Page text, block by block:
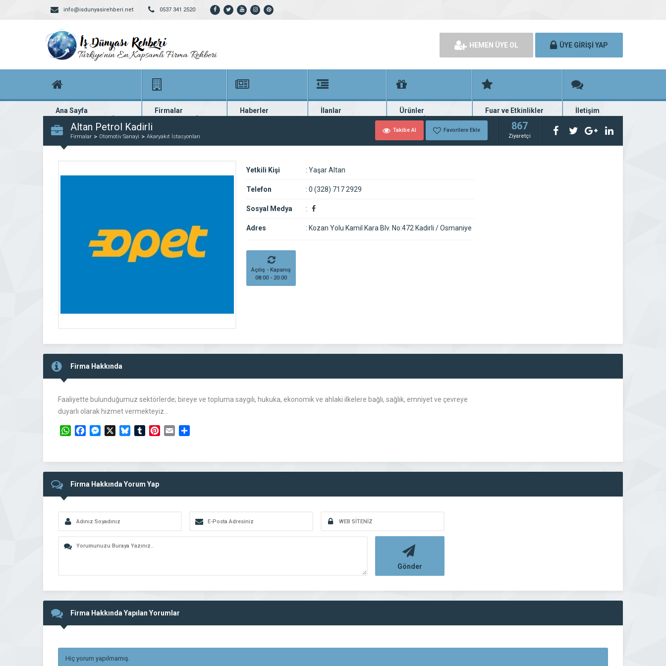
info@isdunyasirehberi.net 0537 341 2520
HEMEN ÜYE OL ÜYE GİRİŞİ YAP
Ana Sayfa
Firma rehberi ana sayfanız
Firmalar
Yüzlerce kayıtlı firma
Haberler
En güncel haberler
İlanlar
Güncel seri ilanlar
Ürünler
Binlerce firma ürünü
Fuar ve Etkinlikler
Fuar ve etkinlik planları
İletişim
Bize ulaşın
Altan Petrol Kadirli
Firmalar Otomotiv Sanayi Akaryakıt İstasyonları
Takibe Al Favorilere Ekle 867
Ziyaretçi
Yetkili Kişi : Yaşar Altan
Telefon : 0 (328) 717 2929
Sosyal Medya :
Adres : Kozan Yolu Kamil Kara Blv. No:472 Kadirli / Osmaniye
Açılış - Kapanış
08:00 - 20:00
Firma Hakkında
Faaliyette bulunduğumuz sektörlerde; bireye ve topluma saygılı, hukuka, ekonomik ve ahlaki ilkelere bağlı, sağlık, emniyet ve çevreye
duyarlı olarak hizmet vermekteyiz…
WhatsAppFacebookMessengerBlueskyTumblrPinterest
Email
Firma Hakkında Yorum Yap
Gönder
Firma Hakkında Yapılan Yorumlar
Hiç yorum yapılmamış.